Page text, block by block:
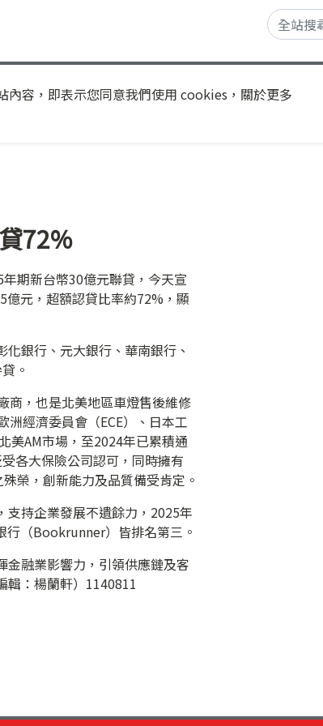
容，即表示您同意我們使用 cookies，關於更多
72%
期新台幣30億元聯貸，今天宣
元，超額認貸比率約72%，顯
銀行、元大銀行、華南銀行、
。
商，也是北美地區車燈售後維修
洲經濟委員會（ECE）、日本工
美AM市場，至2024年已累積通
各大保險公司認可，同時擁有
榮，創新能力及品質備受肯定。
支持企業發展不遺餘力，2025年
行（Bookrunner）皆排名第三。
金融業影響力，引領供應鏈及客
輯：楊蘭軒）1140811